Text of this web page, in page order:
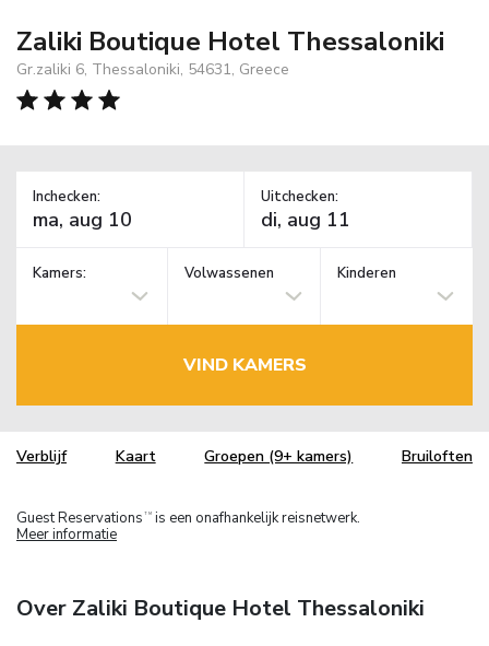
Zaliki Boutique Hotel Thessaloniki
Gr.zaliki 6, Thessaloniki, 54631, Greece
Inchecken: Uitchecken:
Kamers: Volwassenen Kinderen
VIND KAMERS
Verblijf Kaart Groepen (9+ kamers) Bruiloften
Guest Reservations TM is een onafhankelijk reisnetwerk.
Meer informatie
Over Zaliki Boutique Hotel Thessaloniki